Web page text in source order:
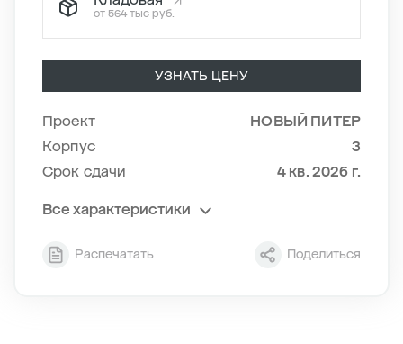
от 564 тыс руб.
УЗНАТЬ ЦЕНУ
Проект
НОВЫЙ ПИТЕР
Корпус
3
Срок сдачи
4 кв. 2026 г.
Все характеристики
Секция
4
Распечатать Поделиться